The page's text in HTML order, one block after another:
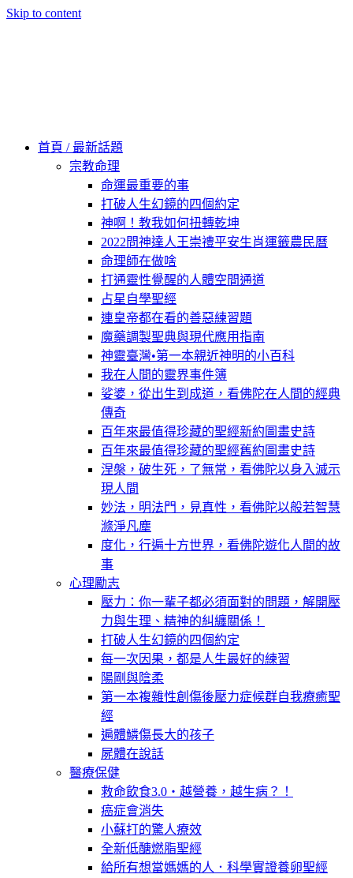
Skip to content
首頁 / 最新話題
宗教命理
命運最重要的事
打破人生幻鏡的四個約定
神啊！教我如何扭轉乾坤
2022問神達人王崇禮平安生肖運籤農民曆
命理師在做啥
打通靈性覺醒的人體空間通道
占星自學聖經
連皇帝都在看的善惡練習題
魔藥調製聖典與現代應用指南
神靈臺灣•第一本親近神明的小百科
我在人間的靈界事件簿
娑婆，從出生到成道，看佛陀在人間的經典
傳奇
百年來最值得珍藏的聖經新約圖畫史詩
百年來最值得珍藏的聖經舊約圖畫史詩
涅槃，破生死，了無常，看佛陀以身入滅示
現人間
妙法，明法門，見真性，看佛陀以般若智慧
滌淨凡塵
度化，行遍十方世界，看佛陀遊化人間的故
事
心理勵志
壓力：你一輩子都必須面對的問題，解開壓
力與生理、精神的糾纏關係！
打破人生幻鏡的四個約定
每一次因果，都是人生最好的練習
陽剛與陰柔
第一本複雜性創傷後壓力症候群自我療癒聖
經
遍體鱗傷長大的孩子
屍體在說話
醫療保健
救命飲食3.0‧越營養，越生病？！
癌症會消失
小蘇打的驚人療效
全新低醣燃脂聖經
給所有想當媽媽的人．科學實證養卵聖經